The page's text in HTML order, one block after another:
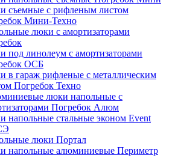
съемные с рифленым листом
Мини-Техно
люки с амортизаторами
под линолеум с амортизаторами
ОСБ
в гараж рифленые с металлическим
Погребок Техно
люки напольные с
Погребок Алюм
напольные стальные эконом Event
люки Портал
напольные алюминиевые Периметр